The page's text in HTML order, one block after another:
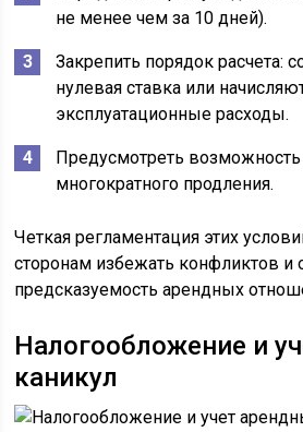
не менее чем за 10 дней).
Закрепить порядок расчета:
нулевая ставка или
эксплуатационные расходы.
Предусмотреть
многократного продления.
Четкая регламентация этих
сторонам избежать конфликтов и
предсказуемость арендных
Налогообложение и
каникул